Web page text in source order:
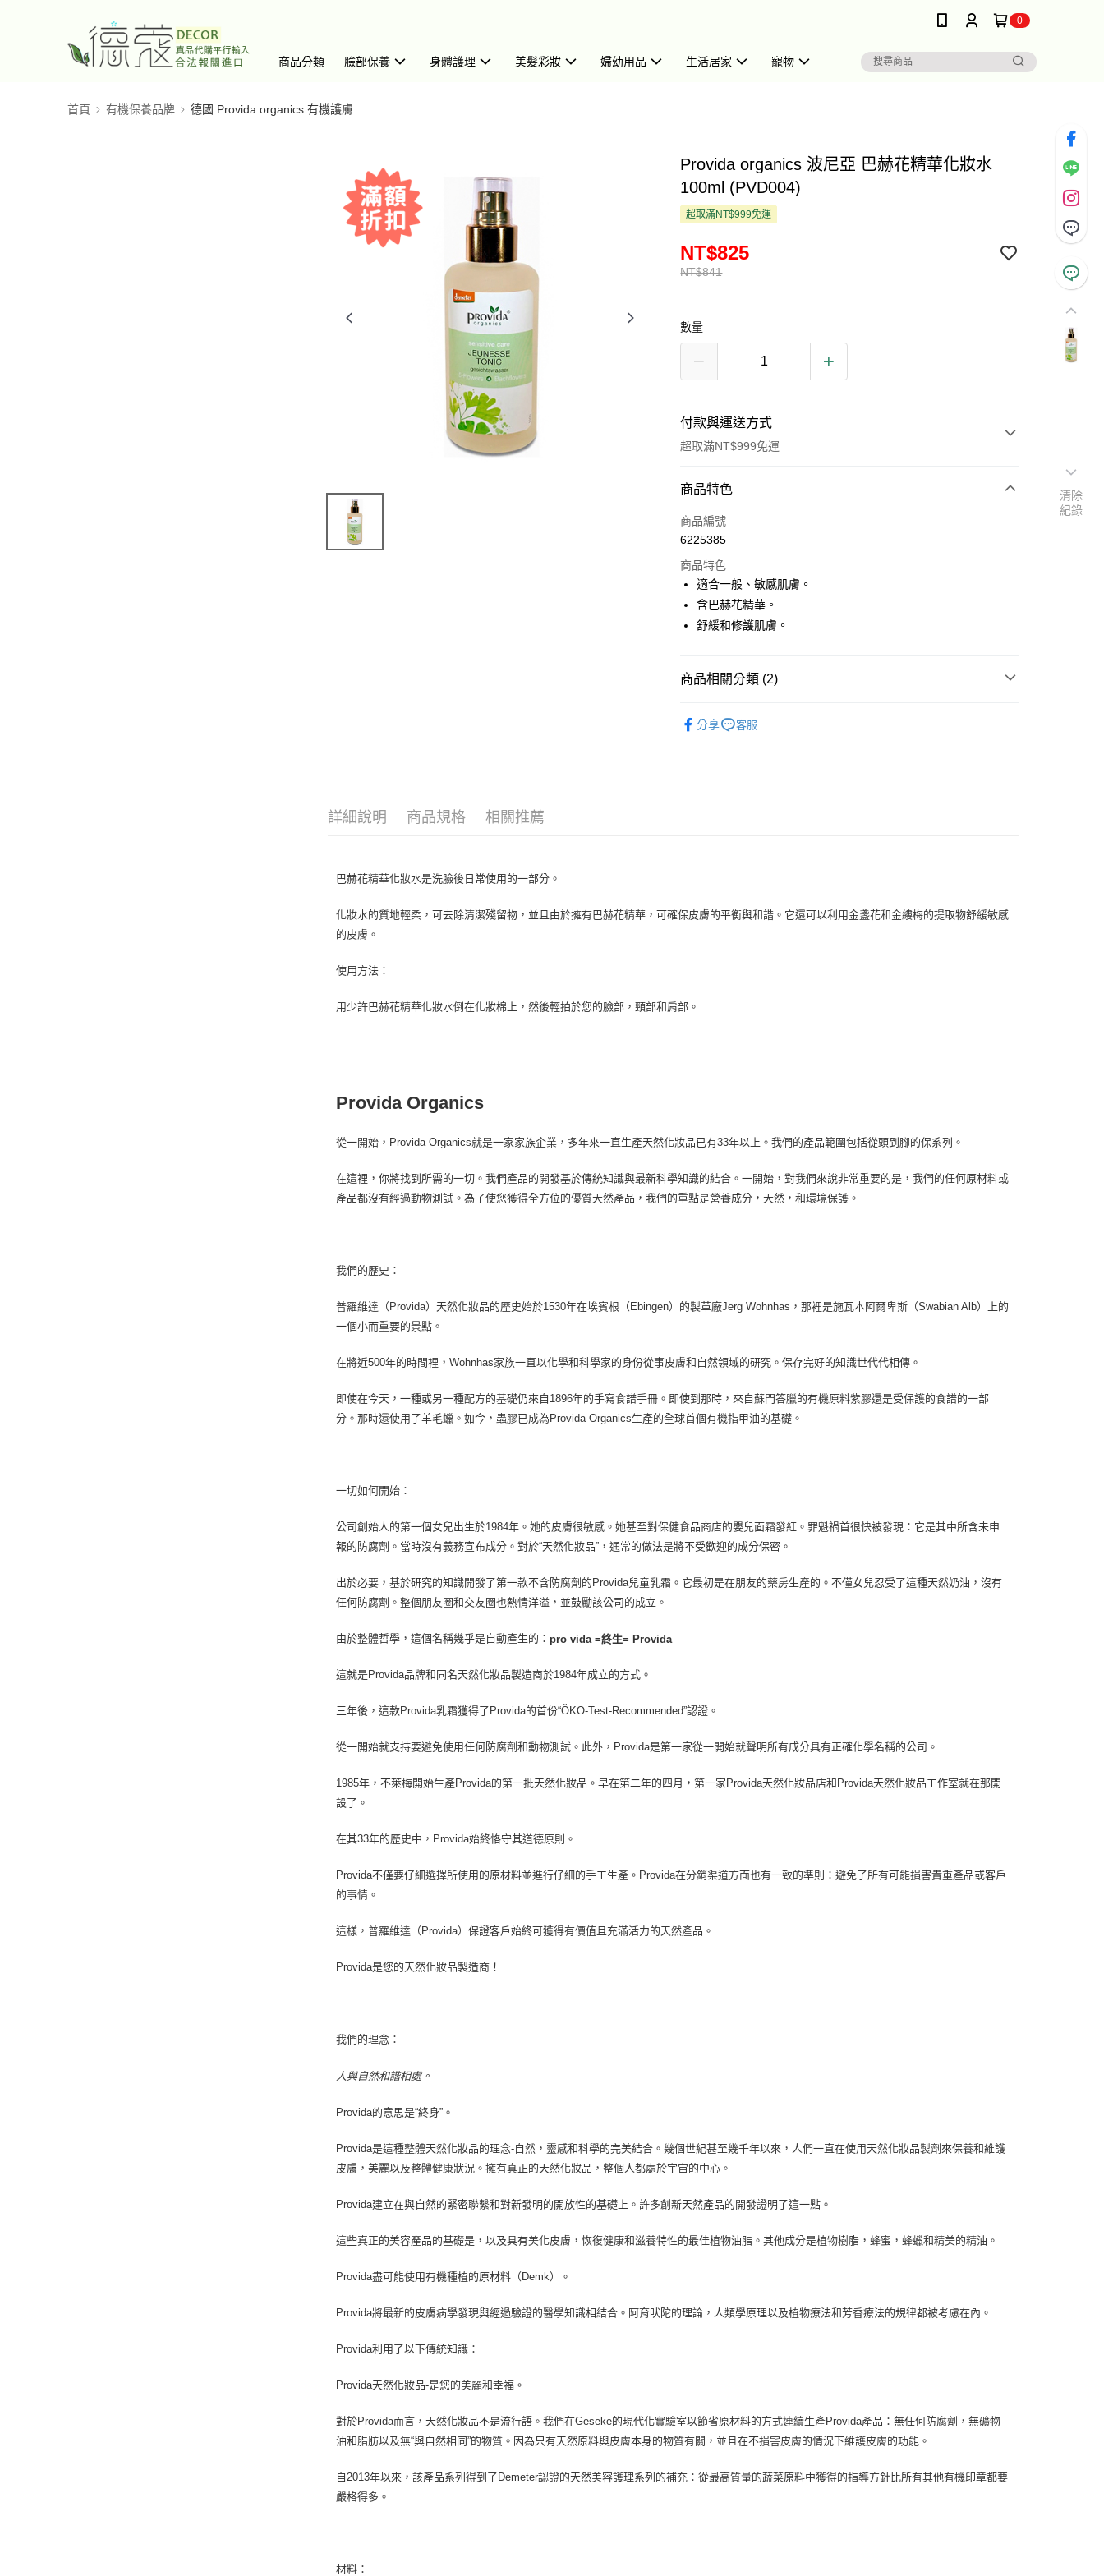
0
商品分類 臉部保養 身體護理 美髮彩妝 婦幼用品 生活居家 寵物
首頁 有機保養品牌 德國 Provida organics 有機護膚
Provida organics 波尼亞 巴赫花精華化妝水
100ml (PVD004)
超取滿NT$999免運
NT$841
NT$825
數量
付款與運送方式
超取滿NT$999免運
付款方式
信用卡一次付款
LINE Pay
Apple Pay
悠遊付
ATM付款
7-11取貨付款
商品特色
商品編號
6225385
商品特色
適合一般、敏感肌膚。
含巴赫花精華。
舒緩和修護肌膚。
商品相關分類 (2)
分享 客服
詳細說明 商品規格 相關推薦
巴赫花精華化妝水是洗臉後日常使用的一部分。
化妝水的質地輕柔，可去除清潔殘留物，並且由於擁有巴赫花精華，可確保皮膚的平衡與和諧。它還可以利用金盞花和金縷梅的提取物舒緩敏感
的皮膚。
使用方法：
用少許巴赫花精華化妝水倒在化妝棉上，然後輕拍於您的臉部，頸部和肩部。
Provida Organics
從一開始，Provida Organics就是一家家族企業，多年來一直生產天然化妝品已有33年以上。我們的產品範圍包括從頭到腳的保系列。
在這裡，你將找到所需的一切。我們產品的開發基於傳統知識與最新科學知識的結合。一開始，對我們來說非常重要的是，我們的任何原材料或
產品都沒有經過動物測試。為了使您獲得全方位的優質天然產品，我們的重點是營養成分，天然，和環境保護。
我們的歷史：
普羅維達（Provida）天然化妝品的歷史始於1530年在埃賓根（Ebingen）的製革廠Jerg Wohnhas，那裡是施瓦本阿爾卑斯（Swabian Alb）上的
一個小而重要的景點。
在將近500年的時間裡，Wohnhas家族一直以化學和科學家的身份從事皮膚和自然領域的研究。保存完好的知識世代代相傳。
即使在今天，一種或另一種配方的基礎仍來自1896年的手寫食譜手冊。即使到那時，來自蘇門答臘的有機原料紫膠還是受保護的食譜的一部
分。那時還使用了羊毛蠟。如今，蟲膠已成為Provida Organics生產的全球首個有機指甲油的基礎。
一切如何開始：
公司創始人的第一個女兒出生於1984年。她的皮膚很敏感。她甚至對保健食品商店的嬰兒面霜發紅。罪魁禍首很快被發現：它是其中所含未申
報的防腐劑。當時沒有義務宣布成分。對於“天然化妝品”，通常的做法是將不受歡迎的成分保密。
出於必要，基於研究的知識開發了第一款不含防腐劑的Provida兒童乳霜。它最初是在朋友的藥房生產的。不僅女兒忍受了這種天然奶油，沒有
任何防腐劑。整個朋友圈和交友圈也熱情洋溢，並鼓勵該公司的成立。
由於整體哲學，這個名稱幾乎是自動產生的：pro vida =終生= Provida
這就是Provida品牌和同名天然化妝品製造商於1984年成立的方式。
三年後，這款Provida乳霜獲得了Provida的首份“ÖKO-Test-Recommended”認證。
從一開始就支持要避免使用任何防腐劑和動物測試。此外，Provida是第一家從一開始就聲明所有成分具有正確化學名稱的公司。
1985年，不萊梅開始生產Provida的第一批天然化妝品。早在第二年的四月，第一家Provida天然化妝品店和Provida天然化妝品工作室就在那開
設了。
在其33年的歷史中，Provida始終恪守其道德原則。
Provida不僅要仔細選擇所使用的原材料並進行仔細的手工生產。Provida在分銷渠道方面也有一致的準則：避免了所有可能損害貴重產品或客戶
的事情。
這樣，普羅維達（Provida）保證客戶始終可獲得有價值且充滿活力的天然產品。
Provida是您的天然化妝品製造商！
我們的理念：
人與自然和諧相處。
Provida的意思是“終身”。
Provida是這種整體天然化妝品的理念-自然，靈感和科學的完美結合。幾個世紀甚至幾千年以來，人們一直在使用天然化妝品製劑來保養和維護
皮膚，美麗以及整體健康狀況。擁有真正的天然化妝品，整個人都處於宇宙的中心。
Provida建立在與自然的緊密聯繫和對新發明的開放性的基礎上。許多創新天然產品的開發證明了這一點。
這些真正的美容產品的基礎是，以及具有美化皮膚，恢復健康和滋養特性的最佳植物油脂。其他成分是植物樹脂，蜂蜜，蜂蠟和精美的精油。
Provida盡可能使用有機種植的原材料（Demk）。
Provida將最新的皮膚病學發現與經過驗證的醫學知識相結合。阿育吠陀的理論，人類學原理以及植物療法和芳香療法的規律都被考慮在內。
Provida利用了以下傳統知識：
Provida天然化妝品-是您的美麗和幸福。
對於Provida而言，天然化妝品不是流行語。我們在Geseke的現代化實驗室以節省原材料的方式連續生產Provida產品：無任何防腐劑，無礦物
油和脂肪以及無“與自然相同”的物質。因為只有天然原料與皮膚本身的物質有關，並且在不損害皮膚的情況下維護皮膚的功能。
自2013年以來，該產品系列得到了Demeter認證的天然美容護理系列的補充：從最高質量的蔬菜原料中獲得的指導方針比所有其他有機印章都要
嚴格得多。
材料：
清除
紀錄